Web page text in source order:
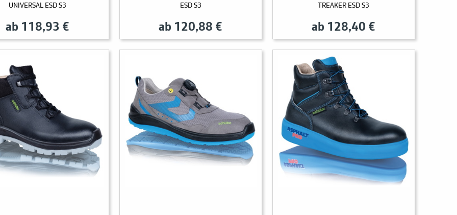
UNIVERSAL ESD S3
ab 118,93 €
ESD S3
ab 120,88 €
TREAKER ESD S3
ab 128,40 €